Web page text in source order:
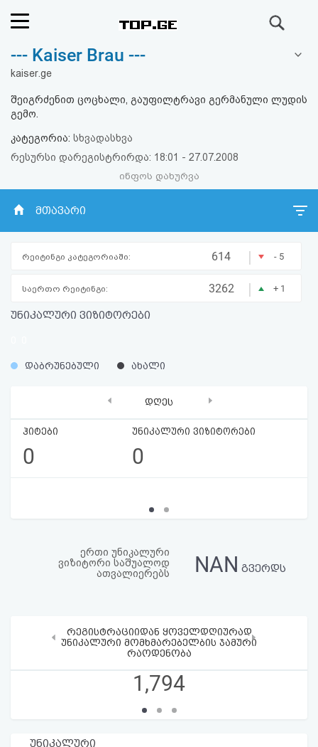
რეიტინგი
კითხვა-
პასუხი
რეგისტრაცია
HTML
სალიცენზიო
შეთანხმება
--- Kaiser Brau ---
kaiser.ge
შეიგრძენით ცოცხალი, გაუფილტრავი გერმანული ლუდის
გემო.
კატეგორია: სხვადასხვა
რესურსი დარეგისტრირდა: 18:01 - 27.07.2008
ინფოს დახურვა
მთავარი
რეიტინგი კატეგორიაში: 614 | - 5
საერთო რეიტინგი: 3262 | + 1
უნიკალური ვიზიტორები
%
% დაბრუნებული ახალი
დღეს
ჰიტები
0
უნიკალური ვიზიტორები
0
‹ ›
ერთი უნიკალური
ვიზიტორი საშუალოდ
ათვალიერებს
NAN გვერდს
რეგისტრაციიდან ყოველდღიურად
უნიკალური მომხმარებელბის ჯამური
რაოდენობა
1,794
‹ ›
უნიკალური